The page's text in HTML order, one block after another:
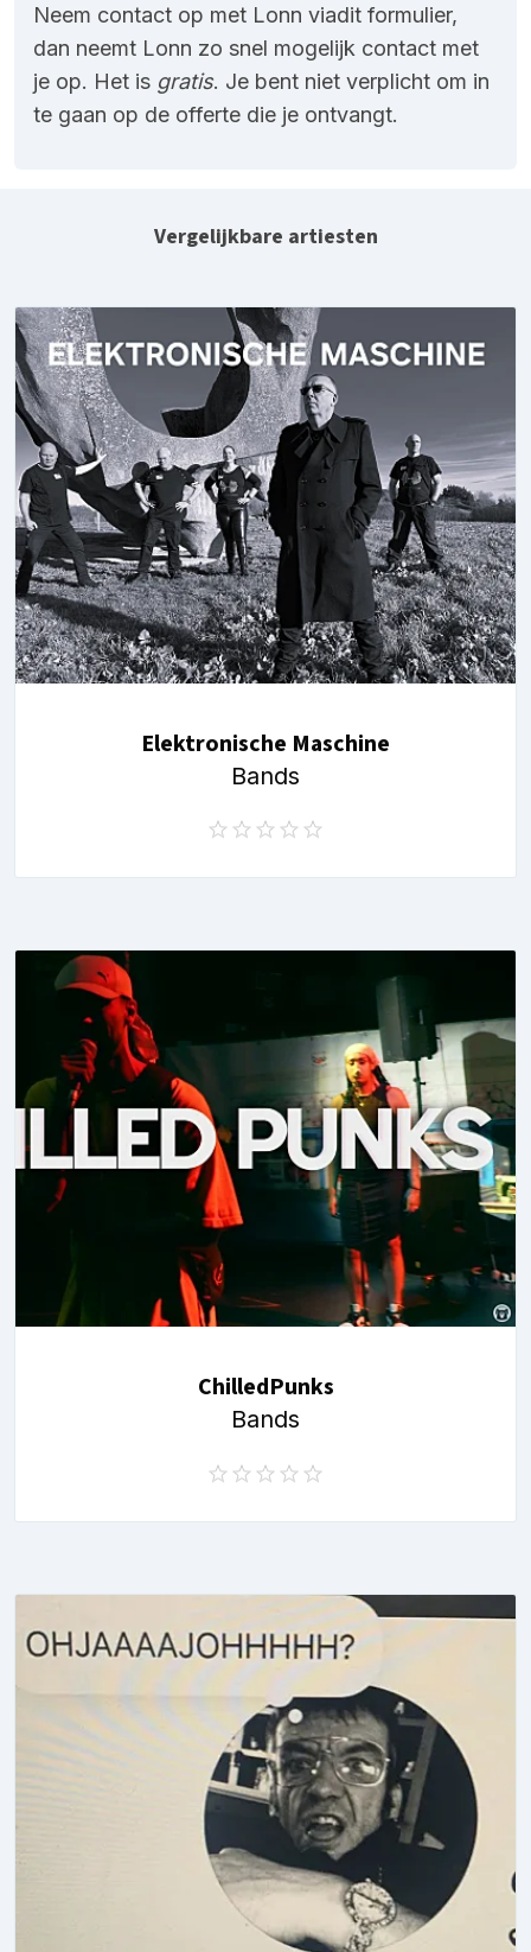
Neem contact op met Lonn viadit formulier,
dan neemt Lonn zo snel mogelijk contact met
je op. Het is gratis. Je bent niet verplicht om in
te gaan op de offerte die je ontvangt.
Vergelijkbare artiesten
Elektronische Maschine
Bands
ChilledPunks
Bands